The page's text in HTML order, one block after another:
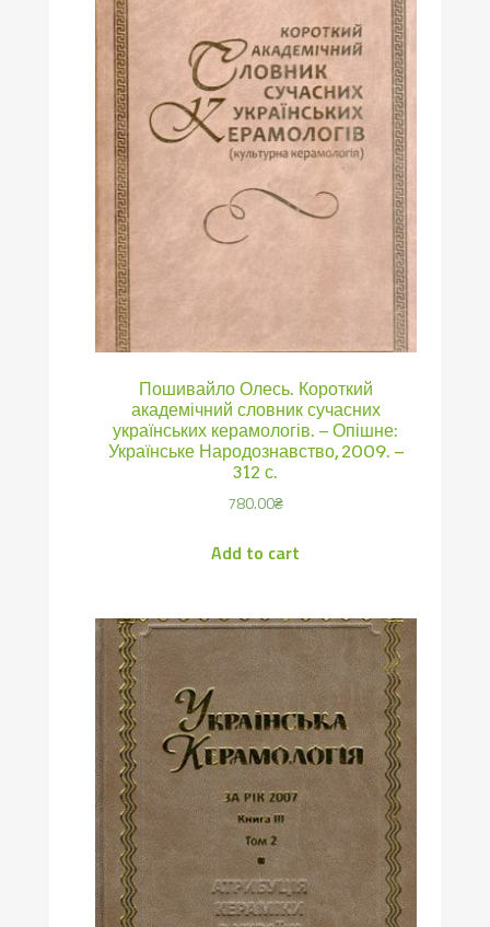
Пошивайло Олесь. Короткий
академічний словник сучасних
українських керамологів. – Опішне:
Українське Народознавство, 2009. –
312 с.
780.00₴
Add to cart